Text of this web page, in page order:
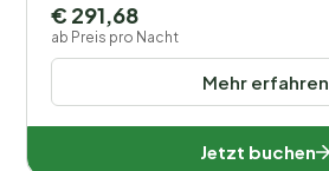
Typ Ferienhaus
Mehr erfahren
€ 291,68
ab Preis pro Nacht
Jetzt buchen